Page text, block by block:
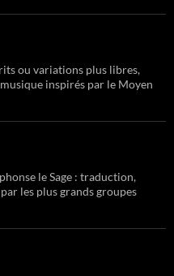
ou variations plus libres,
inspirés par le Moyen
le Sage : traduction,
les plus grands groupes